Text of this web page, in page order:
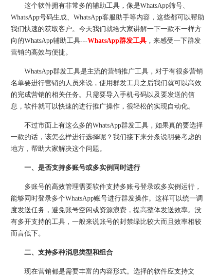
这个软件拥有非常多的辅助工具，像是WhatsApp筛号、
WhatsApp号码生成、WhatsApp客服助手等内容，这些都可以帮助
我们快速的获取客户。今天我们就给大家讲解一下一款不一样方
向的WhatsApp辅助工具---WhatsApp群发工具 ，来感受一下群发
营销的高效与便捷。
WhatsApp群发工具是主流的营销推广工具，对于有很多营销
名单要进行营销的人员来说，使用群发工具之后我们就可以高效
的完成营销的相关任务。只需要导入手机号码以及要发送的信
息，软件就可以快速的进行推广操作，很轻松的实现自动化。
不过市面上有这么多的WhatsApp群发工具，如果真的要选择
一款的话，该怎么样进行选择呢？我们接下来分条说明要考虑的
地方，帮助大家解决这个问题。
一、是否支持多账号或多实例同时进行
多账号的高效管理需要软件支持多账号登录或多实例运行，
能够同时登录多个WhatsApp账号进行群发操作。这样可以统一调
度发送任务，避免账号空闲或资源浪费，提高整体发送效率。没
有多开支持的工具，一般来说账号的封禁绿比较大而且效率相较
而言低下。
二、支持多种消息类型和组合
现在营销都是需要丰富的内容形式。选择的软件应支持文